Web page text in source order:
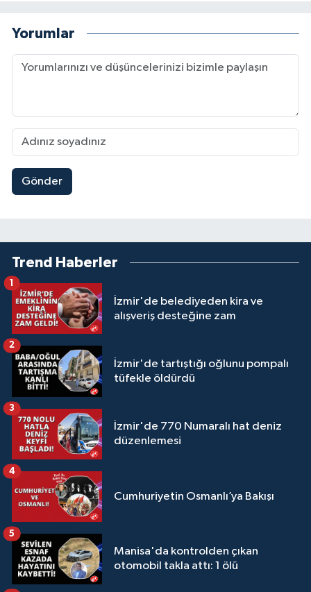
Yorumlar
Gönder
Trend Haberler
İzmir'de belediyeden kira ve
alışveriş desteğine zam
1
İzmir'de tartıştığı oğlunu pompalı
tüfekle öldürdü
2
İzmir'de 770 Numaralı hat deniz
düzenlemesi
3
Cumhuriyetin Osmanlı’ya Bakışı
4
Manisa'da kontrolden çıkan
otomobil takla attı: 1 ölü
5